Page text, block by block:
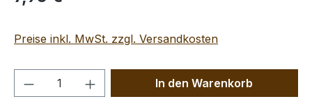
Preise inkl. MwSt. zzgl. Versandkosten
Produkt Anzahl: Gib denIn den Warenkorb